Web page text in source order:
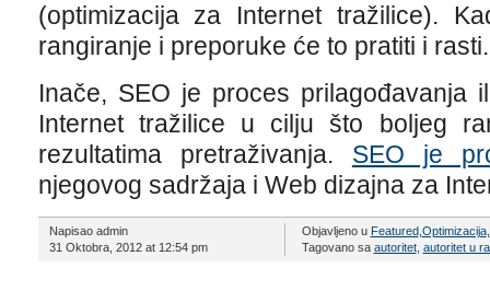
(optimizacija za Internet tražilice).
rangiranje i preporuke će to pratiti i rasti.
Inače, SEO je proces prilagođavanja
Internet tražilice u cilju što boljeg
rezultatima pretraživanja. SEO je
njegovog sadržaja i Web dizajna za
Napisao admin
31 Oktobra, 2012 at 12:54 pm
Objavljeno u Featured, Optimizacija,
Tagovano sa autoritet, autoritet u